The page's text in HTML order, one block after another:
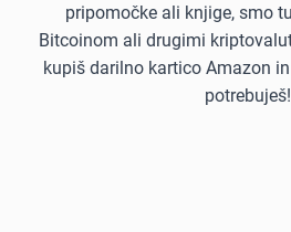
pripomočke ali knjige, smo
Bitcoinom ali drugimi
kupiš darilno kartico Amazon
potrebuješ!